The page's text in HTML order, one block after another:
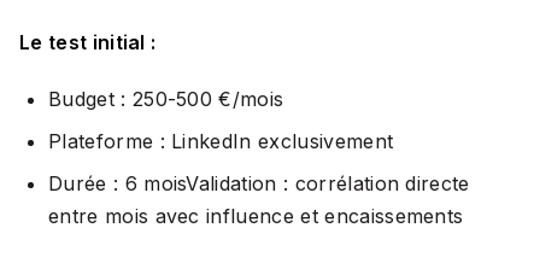
Le test initial :
Budget : 250-500 €/mois
Plateforme : LinkedIn exclusivement
Durée : 6 moisValidation : corrélation directe
entre mois avec influence et encaissements